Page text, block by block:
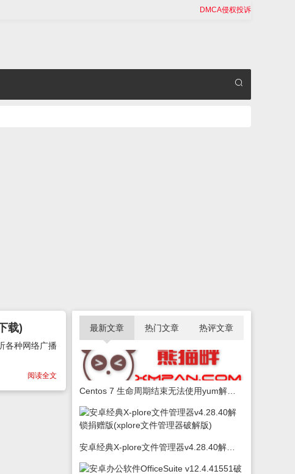
DMCA侵权投诉
载)
各种网络广播
阅读全文
最新文章 热门文章 热评文章